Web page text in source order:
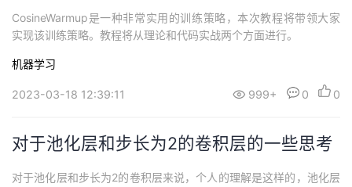
CosineWarmup是一种非常实用的训练策略，本次教程将带领大家
实现该训练策略。教程将从理论和代码实战两个方面进行。
机器学习
2023-03-18 12:39:11 999+ 0 0
对于池化层和步长为2的卷积层的一些思考
对于池化层和步长为2的卷积层来说，个人的理解是这样的，池化层